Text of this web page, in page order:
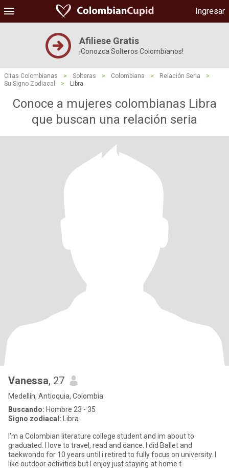
Ingresar
Afiliese Gratis
¡Conozca Solteros Colombianos!
Citas Colombianas > Solteras > Colombiana > Relación Seria
>
Su Signo Zodiacal
> Libra
Conoce a mujeres colombianas Libra
que buscan una relación seria
Vanessa, 27
Medellín, Antioquia, Colombia
Buscando: Hombre 23 - 35
Signo zodiacal: Libra
I'm a Colombian literature college student and im about to
graduated. I love to travel, read and dance. I did Ballet and
taekwondo for 10 years until i retired to fully focus on university. I
like outdoor activities but I enjoy just staying at home t